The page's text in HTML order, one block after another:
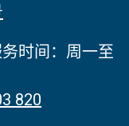
务时间‌：周一至
820